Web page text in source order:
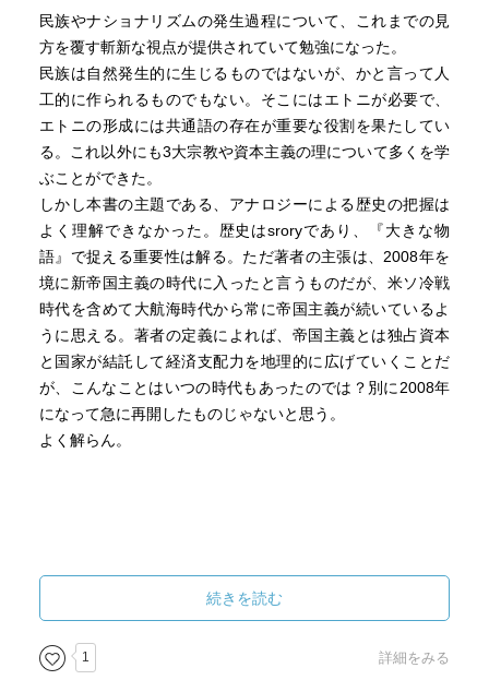
①モノが売れる ②労働力が求められる ③賃金が上昇 ④人件
費が利益を圧迫 ⑤恐慌が起きる ⑥イノベーションで回復す
イスラム過激派の正体
①イスラム教は大きくスンニ派とシーア派がある
③ハンバリー学派の中にワッハーブ派がある
④イスラム過激派は全てワッハーブ派である
つまり、イスラム過激派は極一部の小さな派閥にすぎな
い。それをイスラムやスンニ派のような大きなくくりで危
険であるかのように扱ってはいけない。
マルクスの考える資本主義では賃金は三つの要素から決ま
①労働者が生活する費用 ②労働者が家族を養う費用 ③労
民族やナショナリズムの発生過程について、これまでの見
方を覆す斬新な視点が提供されていて勉強になった。
民族は自然発生的に生じるものではないが、かと言って人
工的に作られるものでもない。そこにはエトニが必要で、
エトニの形成には共通語の存在が重要な役割を果たしてい
る。これ以外にも3大宗教や資本主義の理について多くを学
ぶことができた。
しかし本書の主題である、アナロジーによる歴史の把握は
よく理解できなかった。歴史はsroryであり、『大きな物
語』で捉える重要性は解る。ただ著者の主張は、2008年を
境に新帝国主義の時代に入ったと言うものだが、米ソ冷戦
時代を含めて大航海時代から常に帝国主義が続いているよ
うに思える。著者の定義によれば、帝国主義とは独占資本
と国家が結託して経済支配力を地理的に広げていくことだ
が、こんなことはいつの時代もあったのでは？別に2008年
になって急に再開したものじゃないと思う。
よく解らん。
続きを読む
1 詳細をみる